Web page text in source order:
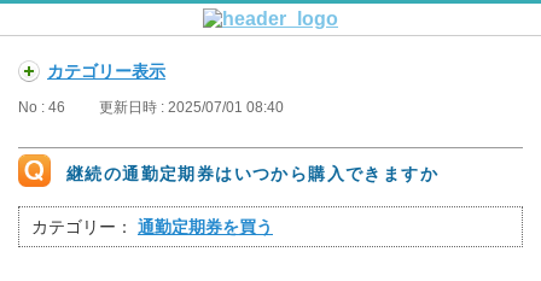
カテゴリー表示
No : 46 更新日時 : 2025/07/01 08:40
継続の通勤定期券はいつから購入できますか
カテゴリー： 通勤定期券を買う